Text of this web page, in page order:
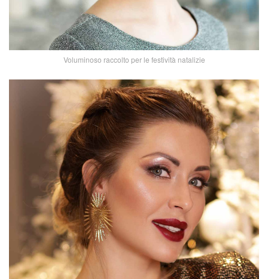
Voluminoso raccolto per le festività natalizie